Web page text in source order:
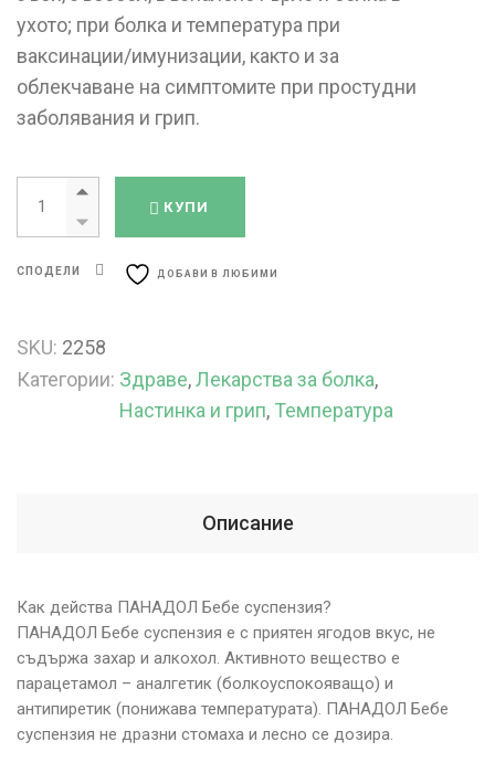
ухото; при болка и температура при
ваксинации/имунизации, както и за
облекчаване на симптомите при простудни
заболявания и грип.
Панадол Бебе Сироп 120 мг / 5 мл перорална суспензия 100
КУПИ
СПОДЕЛИ ДОБАВИ В ЛЮБИМИ
SKU: 2258
Категории: Здраве,Лекарства за болка,
Настинка и грип, Температура
Описание
Как действа ПАНАДОЛ Бебе суспензия?
ПАНАДОЛ Бебе суспензия е с приятен ягодов вкус, не
съдържа захар и алкохол. Активното вещество е
парацетамол – аналгетик (болкоуспокояващо) и
антипиретик (понижава температурата). ПАНАДОЛ Бебе
суспензия не дразни стомаха и лесно се дозира.